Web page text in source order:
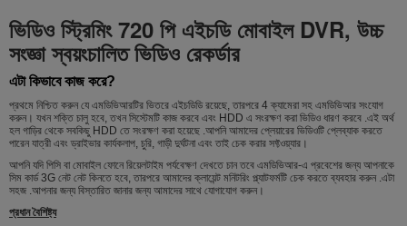
ভিডিও স্ট্রিমিং 720 পি এইচডি মোবাইল DVR, উচ্চ
সংজ্ঞা স্বয়ংচালিত ভিডিও রেকর্ডার
এটা কিভাবে কাজ করে?
প্রথমে নিশ্চিত করুন যে এমডিভিআরটির ভিতরে এইচডিডি রয়েছে, তারপরে 4 ক্যামেরা সহ এমডিভিআর সংযোগ
করুন। যখন শক্তি চালু হবে, তখন সিস্টেমটি কাজ করবে এবং HDD এ সংরক্ষণ করা ভিডিও ধারণ করবে .এই অর্থ
হল গাড়ির থেকে সবকিছু HDD তে সংরক্ষণ করা হয়েছে .আপনি আমাদের প্লেয়ারের ভিডিওটি প্লেব্যাক করতে
পারেন যাত্রী এবং ড্রাইভার কার্যকলাপ, চুরি, গাড়ী দুর্ঘটনা এবং তাই চেক করার সফ্টওয়্যার।
আপনি যদি পিসি বা মোবাইল ফোনে রিয়েলটাইম পর্যবেক্ষণ দেখতে চান তবে এমডিভিআর-এ প্রবেশের জন্য আপনাকে
সিম কার্ড 3G নেট নেট কিনতে হবে, তারপরে আমাদের ক্লায়েন্ট মনিটরিং প্ল্যাটফর্মটি চেক করতে ব্যবহার করুন .এটা
সহজ .আপনার জন্য বিস্তারিত জানার জন্য আমাদের সাথে যোগাযোগ করুন।
প্রধান বৈশিষ্ট্য